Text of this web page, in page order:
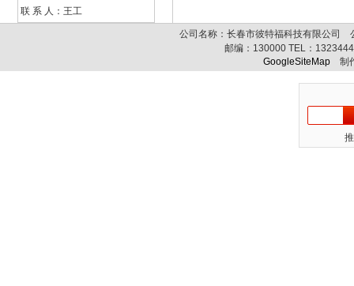
联 系 人：王工
公司名称：长春市彼特福科技有限公司
邮编： 130000TEL：
GoogleSiteMap 制